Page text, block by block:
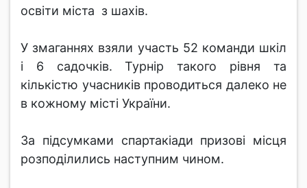
освіти міста з шахів.
У змаганнях взяли участь 52 команди шкіл
і 6 садочків. Турнір такого рівня та
кількістю учасників проводиться далеко не
в кожному місті України.
За підсумками спартакіади призові місця
розподілились наступним чином.